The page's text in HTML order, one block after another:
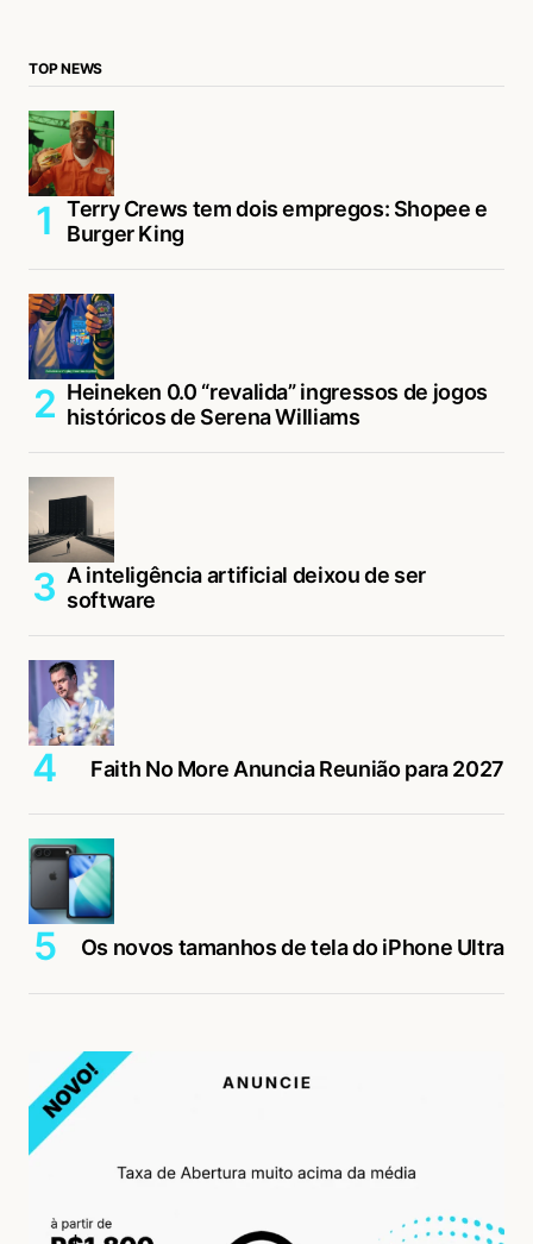
TOP NEWS
Terry Crews tem dois empregos: Shopee e
Burger King
Heineken 0.0 “revalida” ingressos de jogos
históricos de Serena Williams
A inteligência artificial deixou de ser
software
Faith No More Anuncia Reunião para 2027
Os novos tamanhos de tela do iPhone Ultra